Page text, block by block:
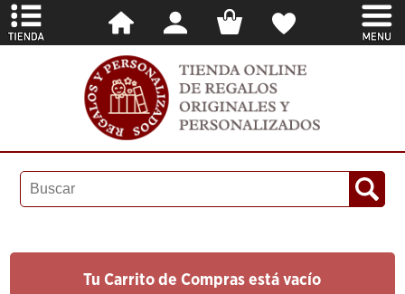
Tu Carrito de Compras está vacío